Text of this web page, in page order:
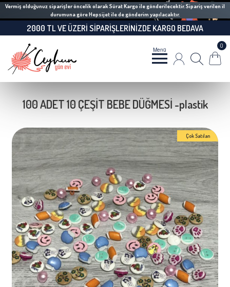
Vermiş olduğunuz siparişler öncelik olarak Sürat Kargo ile gönderilecektir. Sipariş verilen il
durumuna göre Hepsijet ile de gönderim yapılacaktır.
2000 TL VE ÜZERI SIPARIŞLERINIZDE KARGO BEDAVA
0
100 ADET 10 ÇEŞİT BEBE DÜĞMESİ -plastik
Çok Satılan